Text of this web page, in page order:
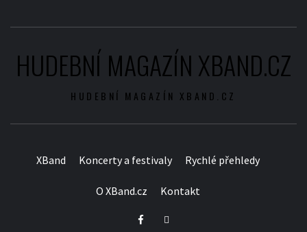
HUDEBNÍ MAGAZÍN XBAND.CZ
HUDEBNÍ MAGAZÍN XBAND.CZ
XBand Koncerty a festivaly Rychlé přehledy
O XBand.cz Kontakt
FacebookTwitter